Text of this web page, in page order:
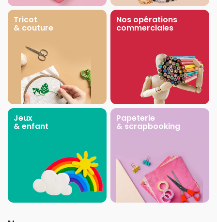
Tricot
& couture
Nos opérations
commerciales
Jeux
& enfant
Papeterie
& scrapbooking